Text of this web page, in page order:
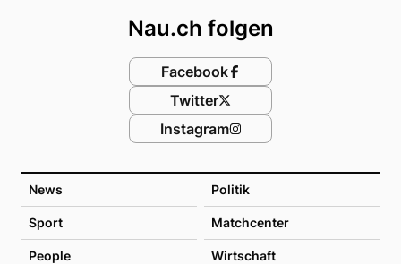
News Politik
Sport Matchcenter
People Wirtschaft
Nau.ch folgen
Facebook
Twitter
Instagram